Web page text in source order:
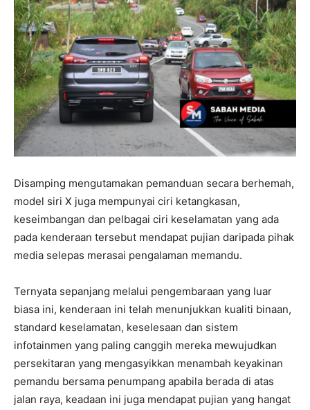
Disamping mengutamakan pemanduan secara berhemah,
model siri X juga mempunyai ciri ketangkasan,
keseimbangan dan pelbagai ciri keselamatan yang ada
pada kenderaan tersebut mendapat pujian daripada pihak
media selepas merasai pengalaman memandu.
Ternyata sepanjang melalui pengembaraan yang luar
biasa ini, kenderaan ini telah menunjukkan kualiti binaan,
standard keselamatan, keselesaan dan sistem
infotainmen yang paling canggih mereka mewujudkan
persekitaran yang mengasyikkan menambah keyakinan
pemandu bersama penumpang apabila berada di atas
jalan raya, keadaan ini juga mendapat pujian yang hangat